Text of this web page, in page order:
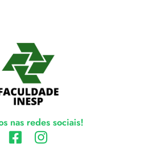
nas redes sociais!